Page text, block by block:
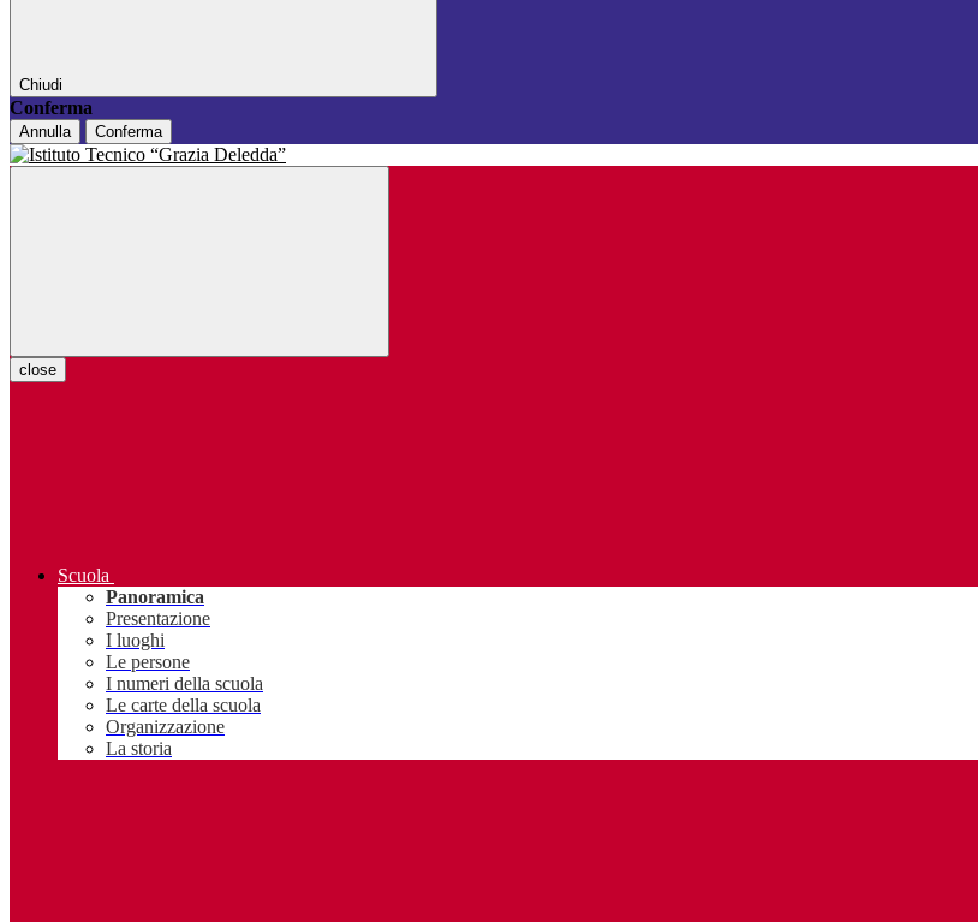
Chiudi
Conferma
Annulla Conferma
close
Scuola
Panoramica
Presentazione
I luoghi
Le persone
I numeri della scuola
Le carte della scuola
Organizzazione
La storia